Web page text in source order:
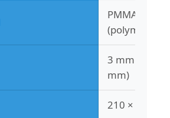
PMMA
3 mm
mm)
210 × 297